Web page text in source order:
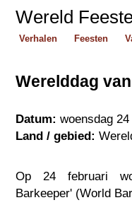
Wereld
Verhalen Feesten
Werelddag
Datum: woensdag
Land / gebied:
Op 24 februari
Barkeeper' (World